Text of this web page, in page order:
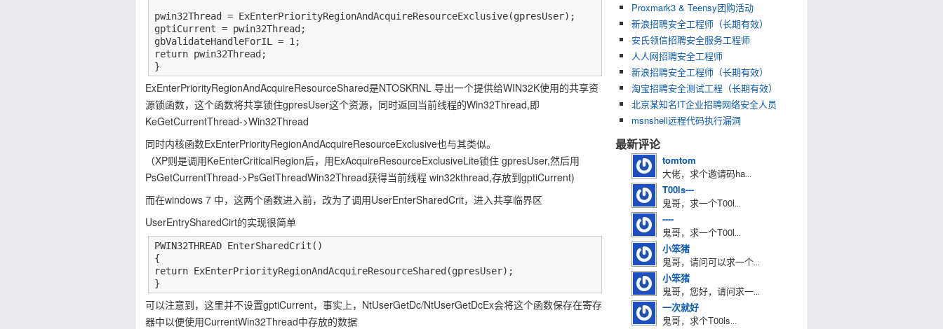
pwin32Thread = ExEnterPriorityRegionAndAcquireResourceExclusive(gpresUser);
gptiCurrent = pwin32Thread;
gbValidateHandleForIL = 1;
return pwin32Thread;
}
ExEnterPriorityRegionAndAcquireResourceShared是NTOSKRNL 导出一个提供给WIN32K使用的共享资
源锁函数，这个函数将共享锁住gpresUser这个资源，同时返回当前线程的Win32Thread,即
KeGetCurrentThread->Win32Thread
同时内核函数ExEnterPriorityRegionAndAcquireResourceExclusive也与其类似。
（XP则是调用KeEnterCriticalRegion后，用ExAcquireResourceExclusiveLite锁住 gpresUser,然后用
PsGetCurrentThread->PsGetThreadWin32Thread获得当前线程 win32kthread,存放到gptiCurrent)
而在windows 7 中，这两个函数进入前，改为了调用UserEnterSharedCrit，进入共享临界区
UserEntrySharedCirt的实现很简单
PWIN32THREAD EnterSharedCrit()
{
return ExEnterPriorityRegionAndAcquireResourceShared(gpresUser);
}
可以注意到，这里并不设置gptiCurrent，事实上，NtUserGetDc/NtUserGetDcEx会将这个函数保存在寄存
器中以便使用CurrentWin32Thread中存放的数据
Proxmark3 & Teensy团购活动
新浪招聘安全工程师（长期有效）
安氏领信招聘安全服务工程师
人人网招聘安全工程师
新浪招聘安全工程师（长期有效）
淘宝招聘安全测试工程（长期有效）
北京某知名IT企业招聘网络安全人员
msnshell远程代码执行漏洞
最新评论
tomtom
大佬，求个邀请码ha...
T00ls---
鬼哥，求一个T00l...
----
鬼哥，求一个T00l...
小笨猪
鬼哥，请问可以求一个...
小笨猪
鬼哥，您好，请问求一...
一次就好
鬼哥，求个T00ls...